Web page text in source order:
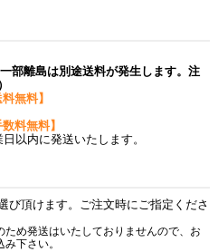
部離島は別途送料が発生します。注
無料】
料無料】
以内に発送いたします。
び頂けます。ご注文時にご指定くださ
め発送はいたしておりませんので、お
下さい。